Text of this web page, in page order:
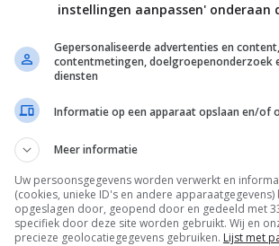
: de kinderen kunnen het beslag in de
verdelen.
maakten we een gratis weekmenu van
banner en download het nu.
instellingen aanpassen' onderaan
Gepersonaliseerde advertenties en
contentmetingen, doelgroepenonderzoek
diensten
Informatie op een apparaat opslaan en/of
Meer informatie
Uw persoonsgegevens worden verwerkt en
(cookies, unieke ID's en andere apparaatgegevens)
opgeslagen door, geopend door en gedeeld met
specifiek door deze site worden gebruikt. Wij en
precieze geolocatiegegevens gebruiken. Lijst met